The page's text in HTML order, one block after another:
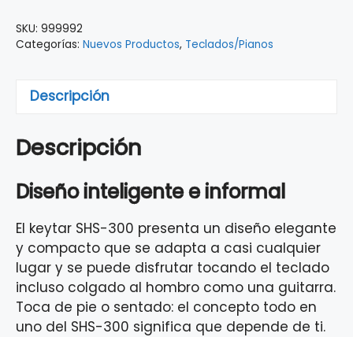
SKU: 999992
Categorías: Nuevos Productos, Teclados/Pianos
Descripción
Descripción
Diseño inteligente e informal
El keytar SHS-300 presenta un diseño elegante
y compacto que se adapta a casi cualquier
lugar y se puede disfrutar tocando el teclado
incluso colgado al hombro como una guitarra.
Toca de pie o sentado: el concepto todo en
uno del SHS-300 significa que depende de ti.